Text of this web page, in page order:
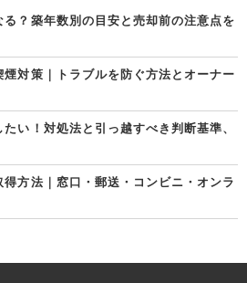
？築年数別の目安と売却前の注意点を
対策｜トラブルを防ぐ方法とオーナー
い！対処法と引っ越すべき判断基準、
方法｜窓口・郵送・コンビニ・オンラ